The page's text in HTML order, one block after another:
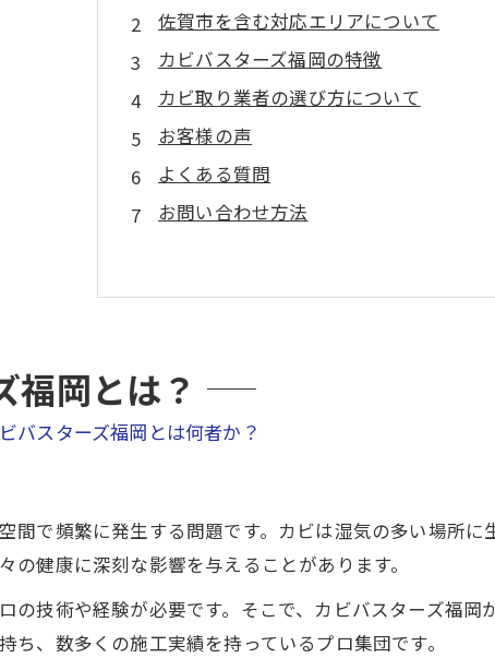
佐賀市を含む対応エリアについて
カビバスターズ福岡の特徴
カビ取り業者の選び方について
お客様の声
よくある質問
お問い合わせ方法
福岡とは？
バスターズ福岡とは何者か？
間で頻繁に発生する問題です。カビは湿気の多い場所
の健康に深刻な影響を与えることがあります。
の技術や経験が必要です。そこで、カビバスターズ福
ち、数多くの施工実績を持っているプロ集団です。